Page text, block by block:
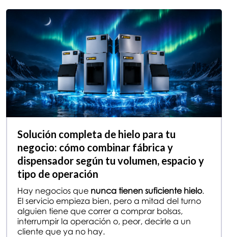
Solución completa de hielo para tu
negocio: cómo combinar fábrica y
dispensador según tu volumen, espacio y
tipo de operación
Hay negocios que nunca tienen suficiente hielo.
El servicio empieza bien, pero a mitad del turno
alguien tiene que correr a comprar bolsas,
interrumpir la operación o, peor, decirle a un
cliente que ya no hay.